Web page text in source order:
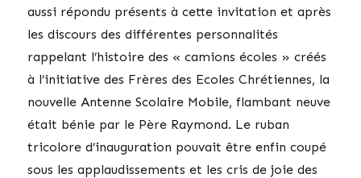
aussi répondu présents à cette invitation et après
les discours des différentes personnalités
rappelant l’histoire des « camions écoles » créés
à l’initiative des Frères des Ecoles Chrétiennes, la
nouvelle Antenne Scolaire Mobile, flambant neuve
était bénie par le Père Raymond. Le ruban
tricolore d’inauguration pouvait être enfin coupé
sous les applaudissements et les cris de joie des